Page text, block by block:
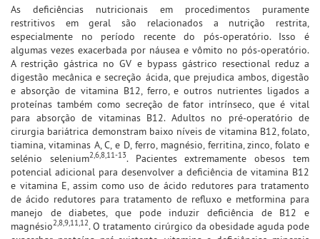
As deficiências nutricionais em procedimentos puramente
restritivos em geral são relacionados a nutrição restrita,
especialmente no período recente do pós-operatório. Isso é
algumas vezes exacerbada por náusea e vômito no pós-operatório.
A restrição gástrica no GV e bypass gástrico resectional reduz a
digestão mecânica e secreção ácida, que prejudica ambos, digestão
e absorção de vitamina B12, ferro, e outros nutrientes ligados a
proteínas também como secreção de fator intrínseco, que é vital
para absorção de vitaminas B12. Adultos no pré-operatório de
cirurgia bariátrica demonstram baixo níveis de vitamina B12, folato,
tiamina, vitaminas A, C, e D, ferro, magnésio, ferritina, zinco, folato e
selénio selenium2,6,8,11-13. Pacientes extremamente obesos tem
potencial adicional para desenvolver a deficiência de vitamina B12
e vitamina E, assim como uso de ácido redutores para tratamento
de ácido redutores para tratamento de refluxo e metformina para
manejo de diabetes, que pode induzir deficiência de B12 e
magnésio2,8,9,11,12. O tratamento cirúrgico da obesidade aguda pode